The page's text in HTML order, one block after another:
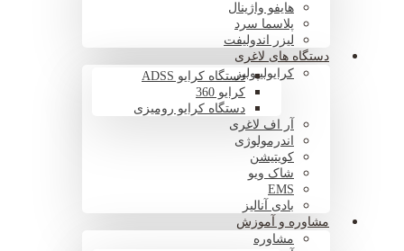
هایفو واژینال
پلاسما سرد
لیزر اندولیفت
دستگاه های لاغری
کرایولیپولیزدستگاه کرایو ADSS
کرایو 360
دستگاه کرایو رومیزی
آر اف لاغری
اندرمولوژی
کویتیشن
شاک ویو
EMS
بادی آنالیز
مشاوره و آموزش
مشاوره